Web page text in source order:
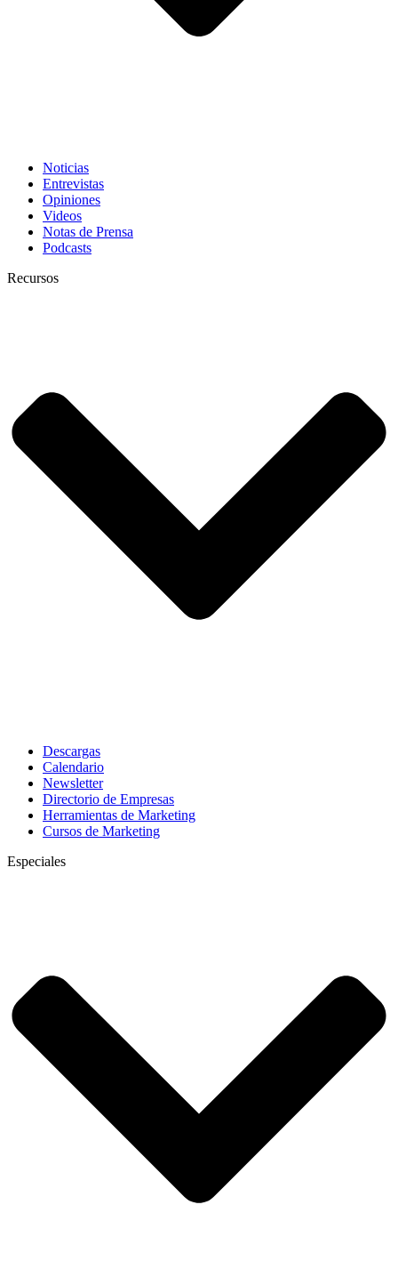
Noticias
Entrevistas
Opiniones
Videos
Notas de Prensa
Podcasts
Recursos
Descargas
Calendario
Newsletter
Directorio de Empresas
Herramientas de Marketing
Cursos de Marketing
Especiales